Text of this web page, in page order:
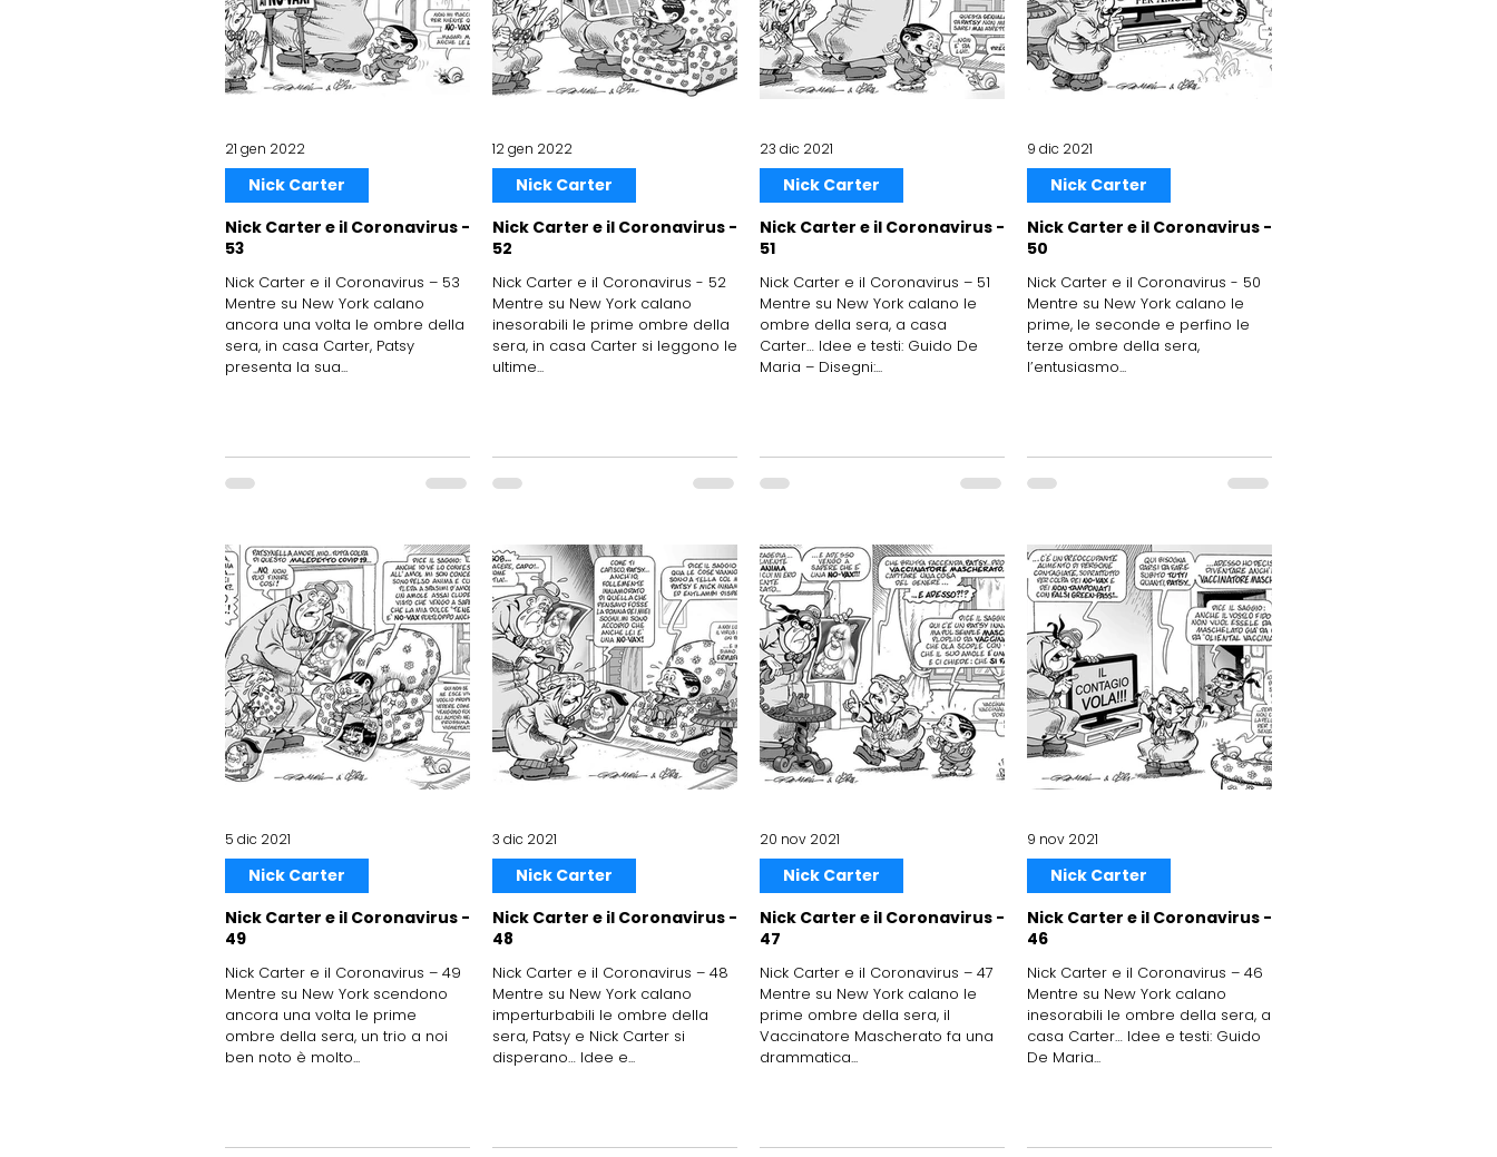
Nick Carter e il Coronavirus -
53
Nick Carter e il Coronavirus – 53
Mentre su New York calano
ancora una volta le ombre della
sera, in casa Carter, Patsy
presenta la sua...
Nick Carter
21 gen 2022
Nick Carter e il Coronavirus -
52
Nick Carter e il Coronavirus - 52
Mentre su New York calano
inesorabili le prime ombre della
sera, in casa Carter si leggono le
ultime...
Nick Carter
12 gen 2022
Nick Carter e il Coronavirus -
51
Nick Carter e il Coronavirus – 51
Mentre su New York calano le
ombre della sera, a casa
Carter… Idee e testi: Guido De
Maria – Disegni:...
Nick Carter
23 dic 2021
Nick Carter e il Coronavirus -
50
Nick Carter e il Coronavirus - 50
Mentre su New York calano le
prime, le seconde e perfino le
terze ombre della sera,
l’entusiasmo...
Nick Carter
9 dic 2021
Nick Carter e il Coronavirus -
49
Nick Carter e il Coronavirus – 49
Mentre su New York scendono
ancora una volta le prime
ombre della sera, un trio a noi
ben noto è molto...
Nick Carter
5 dic 2021
Nick Carter e il Coronavirus -
48
Nick Carter e il Coronavirus – 48
Mentre su New York calano
imperturbabili le ombre della
sera, Patsy e Nick Carter si
disperano… Idee e...
Nick Carter
3 dic 2021
Nick Carter e il Coronavirus -
47
Nick Carter e il Coronavirus – 47
Mentre su New York calano le
prime ombre della sera, il
Vaccinatore Mascherato fa una
drammatica...
Nick Carter
20 nov 2021
Nick Carter e il Coronavirus -
46
Nick Carter e il Coronavirus – 46
Mentre su New York calano
inesorabili le ombre della sera, a
casa Carter… Idee e testi: Guido
De Maria...
Nick Carter
9 nov 2021